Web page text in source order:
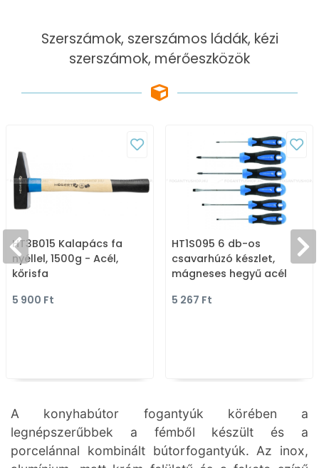
Szerszámok, szerszámos ládák, kézi
szerszámok, mérőeszközök
HT3B015 Kalapács fa
nyéllel, 1500g - Acél,
kőrisfa
5 900 Ft
HT1S095 6 db-os
csavarhúzó készlet,
mágneses hegyű acél
5 267 Ft
A konyhabútor fogantyúk körében a
legnépszerűbbek a fémből készült és a
porcelánnal kombinált bútorfogantyúk. Az inox,